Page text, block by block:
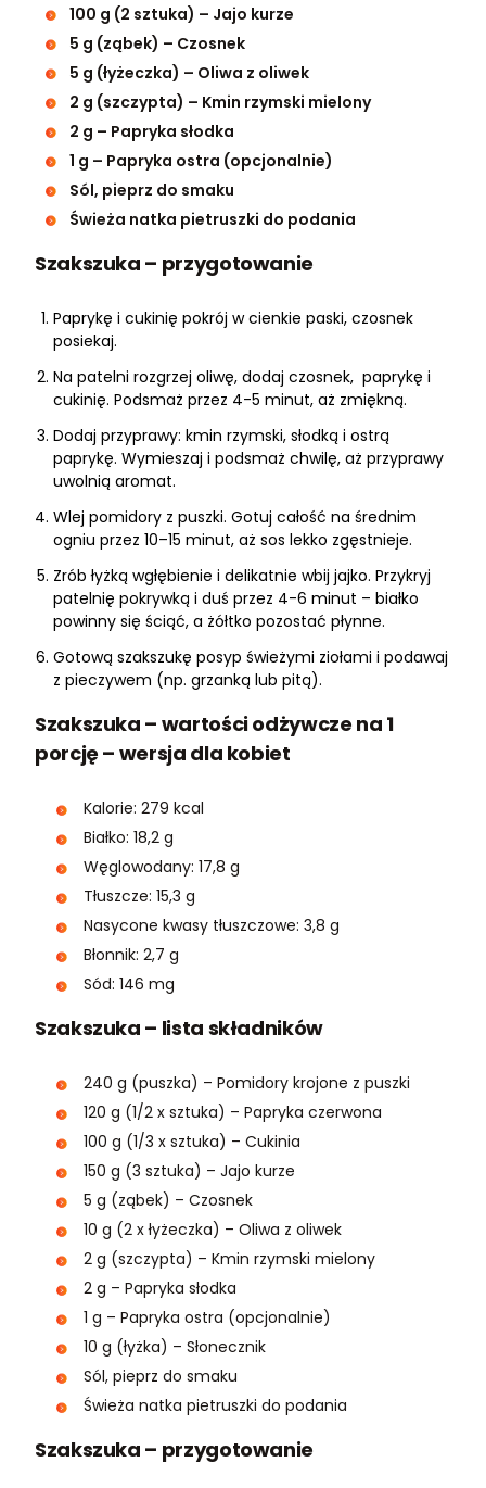
100 g (2 sztuka) – Jajo kurze
5 g (ząbek) – Czosnek
5 g (łyżeczka) – Oliwa z oliwek
2 g (szczypta) – Kmin rzymski mielony
2 g – Papryka słodka
1 g – Papryka ostra (opcjonalnie)
Sól, pieprz do smaku
Świeża natka pietruszki do podania
Szakszuka – przygotowanie
Paprykę i cukinię pokrój w cienkie paski, czosnek
posiekaj.
Na patelni rozgrzej oliwę, dodaj czosnek, paprykę i
cukinię. Podsmaż przez 4-5 minut, aż zmiękną.
Dodaj przyprawy: kmin rzymski, słodką i ostrą
paprykę. Wymieszaj i podsmaż chwilę, aż przyprawy
uwolnią aromat.
Wlej pomidory z puszki. Gotuj całość na średnim
ogniu przez 10–15 minut, aż sos lekko zgęstnieje.
Zrób łyżką wgłębienie i delikatnie wbij jajko. Przykryj
patelnię pokrywką i duś przez 4-6 minut – białko
powinny się ściąć, a żółtko pozostać płynne.
Gotową szakszukę posyp świeżymi ziołami i podawaj
z pieczywem (np. grzanką lub pitą).
Szakszuka – wartości odżywcze na 1
porcję – wersja dla kobiet
Kalorie: 279 kcal
Białko: 18,2 g
Węglowodany: 17,8 g
Tłuszcze: 15,3 g
Nasycone kwasy tłuszczowe: 3,8 g
Błonnik: 2,7 g
Sód: 146 mg
Szakszuka – lista składników
240 g (puszka) – Pomidory krojone z puszki
120 g (1/2 x sztuka) – Papryka czerwona
100 g (1/3 x sztuka) – Cukinia
150 g (3 sztuka) – Jajo kurze
5 g (ząbek) – Czosnek
10 g (2 x łyżeczka) – Oliwa z oliwek
2 g (szczypta) – Kmin rzymski mielony
2 g – Papryka słodka
1 g – Papryka ostra (opcjonalnie)
10 g (łyżka) – Słonecznik
Sól, pieprz do smaku
Świeża natka pietruszki do podania
Szakszuka – przygotowanie